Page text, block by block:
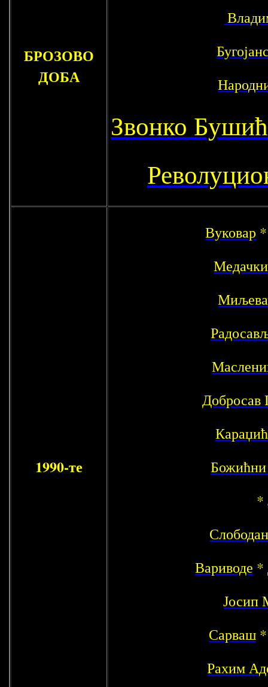
БРОЗОВО
ДОБА
Звонко
1990-те
Вуковар
Добросав
Божићни
*
Вариводе *
Јосип
Сарваш
Рахим